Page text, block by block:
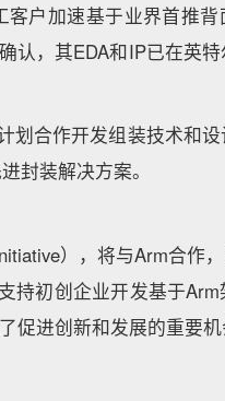
客户加速基于业界首推
认，其EDA和IP已在英
划合作开发组装技术和
封装解决方案。
），将与Arm合作
初创企业开发基于Arm
进创新和发展的重要机